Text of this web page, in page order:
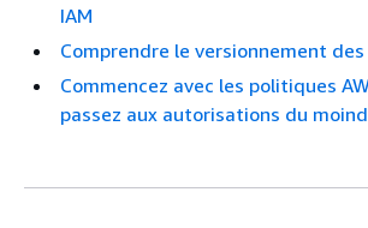
IAM
Comprendre le versionnement
Commencez avec les politiques
passez aux autorisations du